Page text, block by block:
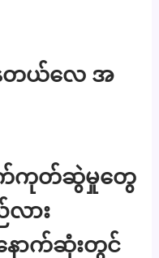
ေတယ်လေ အ
ကုတ်ဆွဲမှုတွေ
ား
ောက်ဆုံးတွင်